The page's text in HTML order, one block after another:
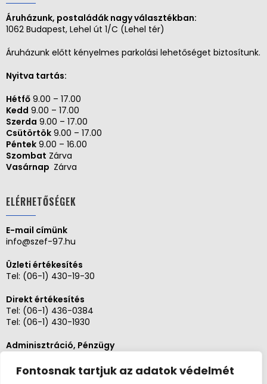
Fontosnak tartjuk az adatok védelmét
Áruházunk, postaládák nagy választékban:
1062 Budapest, Lehel út 1/C (Lehel tér)
Áruházunk előtt kényelmes parkolási lehetőséget biztosítunk.
Nyitva tartás:
Hétfő 9.00 – 17.00
Kedd 9.00 – 17.00
Szerda 9.00 – 17.00
Csütörtök 9.00 – 17.00
Péntek 9.00 – 16.00
Szombat Zárva
Vasárnap Zárva
ELÉRHETŐSÉGEK
E-mail címünk
info@szef-97.hu
Üzleti értékesítés
Tel: (06-1) 430-19-30
Direkt értékesítés
Tel: (06-1) 436-0384
Tel: (06-1) 430-1930
Adminisztráció, Pénzügy
Szerviz és karbantartás